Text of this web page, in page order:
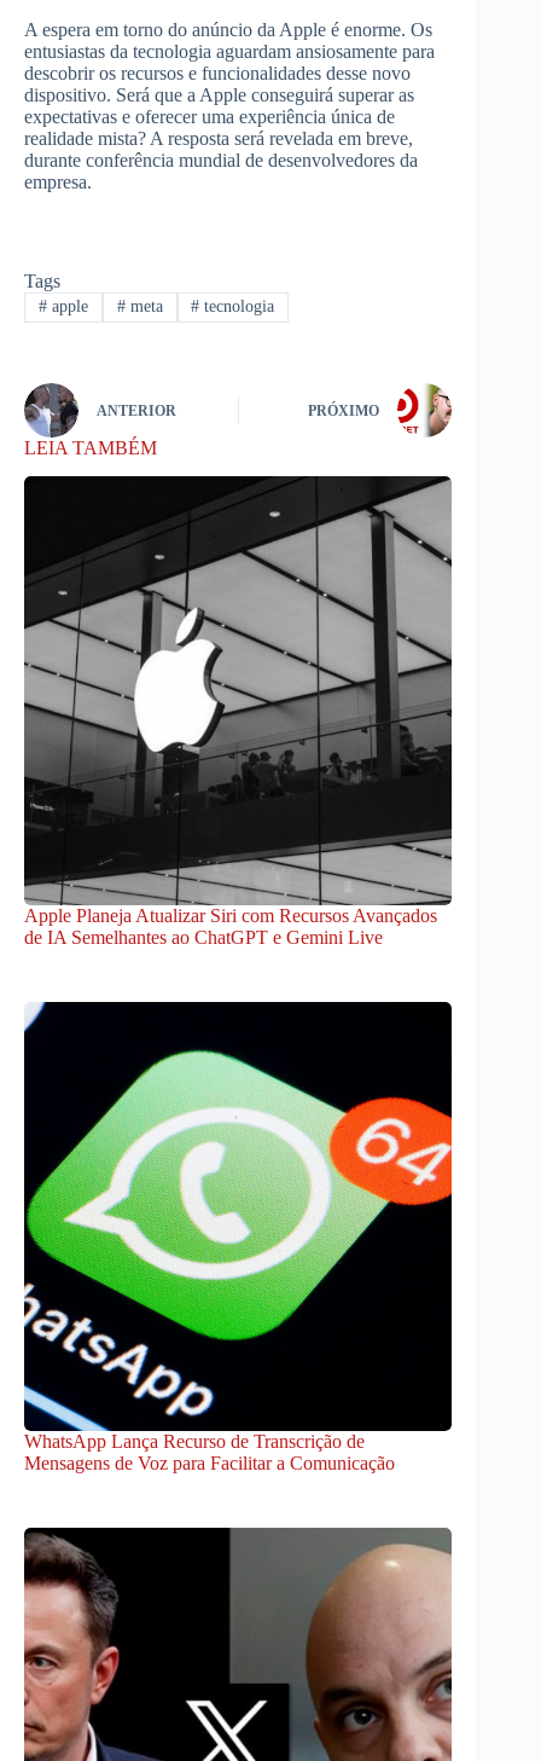
A espera em torno do anúncio da Apple é enorme. Os
entusiastas da tecnologia aguardam ansiosamente para
descobrir os recursos e funcionalidades desse novo
dispositivo. Será que a Apple conseguirá superar as
expectativas e oferecer uma experiência única de
realidade mista? A resposta será revelada em breve,
durante conferência mundial de desenvolvedores da
empresa.
Tags
#apple #meta # tecnologia
ANTERIOR PRÓXIMO
LEIA TAMBÉM
Apple Planeja Atualizar Siri com Recursos Avançados
de IA Semelhantes ao ChatGPT e Gemini Live
WhatsApp Lança Recurso de Transcrição de
Mensagens de Voz para Facilitar a Comunicação